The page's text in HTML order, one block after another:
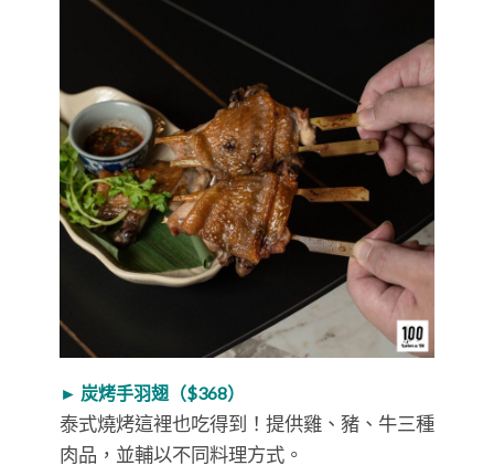
► 炭烤手羽翅（$368）
泰式燒烤這裡也吃得到！提供雞、豬、牛三種
肉品，並輔以不同料理方式。